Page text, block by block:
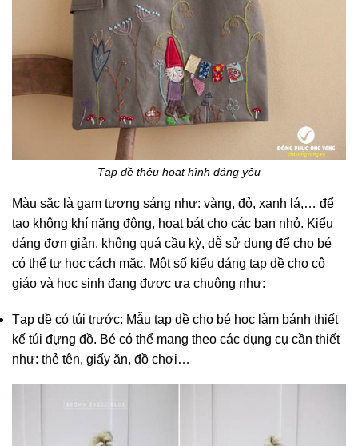
Tạp dề thêu hoạt hình đáng yêu
Màu sắc là gam tương sáng như: vàng, đỏ, xanh lá,… để
tạo không khí năng động, hoạt bát cho các bạn nhỏ. Kiểu
dáng đơn giản, không quá cầu kỳ, dễ sử dụng để cho bé
có thể tự học cách mặc. Một số kiểu dáng tạp dề cho cô
giáo và học sinh đang được ưa chuộng như:
Tạp dề có túi trước: Mẫu tạp dề cho bé học làm bánh thiết
kế túi đựng đồ. Bé có thể mang theo các dụng cụ cần thiết
như: thẻ tên, giấy ăn, đồ chơi…